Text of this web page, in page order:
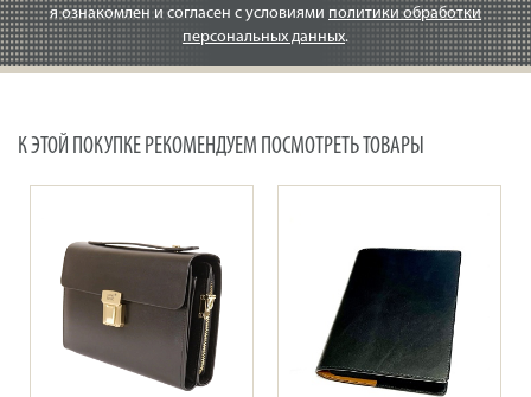
я ознакомлен и согласен с условиями политики обработки
персональных данных.
К ЭТОЙ ПОКУПКЕ РЕКОМЕНДУЕМ ПОСМОТРЕТЬ ТОВАРЫ